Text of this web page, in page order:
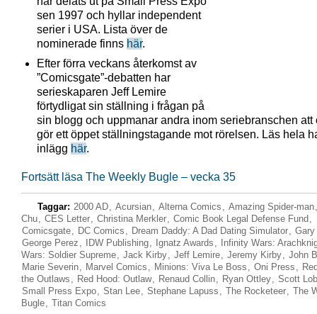
sen 1997 och hyllar independent
serier i USA. Lista över de
nominerade finns här.
Efter förra veckans återkomst av
”Comicsgate”-debatten har
serieskaparen Jeff Lemire
förtydligat sin ställning i frågan på
sin blogg och uppmanar andra inom seriebranschen att
gör ett öppet ställningstagande mot rörelsen. Läs hela
inlägg här.
Fortsätt läsa The Weekly Bugle – vecka 35
Taggar: 2000 AD, Acursian, Alterna Comics , Amazing Spider-man
Chu, CES Letter, Christina Merkler, Comic Book Legal Defense Fund ,
Comicsgate, DC Comics , Dream Daddy: A Dad Dating Simulator, Gary
George Perez , IDW Publishing, Ignatz Awards ,
Infinity Wars:
Wars: Soldier Supreme, Jack Kirby, Jeff Lemire, Jeremy Kirby, John
Marie Severin, Marvel Comics , Minions: Viva Le Boss , Oni Press ,
the Outlaws , Red Hood: Outlaw, Renaud Collin, Ryan Ottley, Scott
Small Press Expo, Stan Lee, Stephane Lapuss , The Rocketeer, The
Bugle, Titan Comics